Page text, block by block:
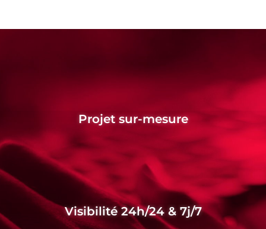
Projet sur-mesure
Visibilité 24h/24 & 7j/7